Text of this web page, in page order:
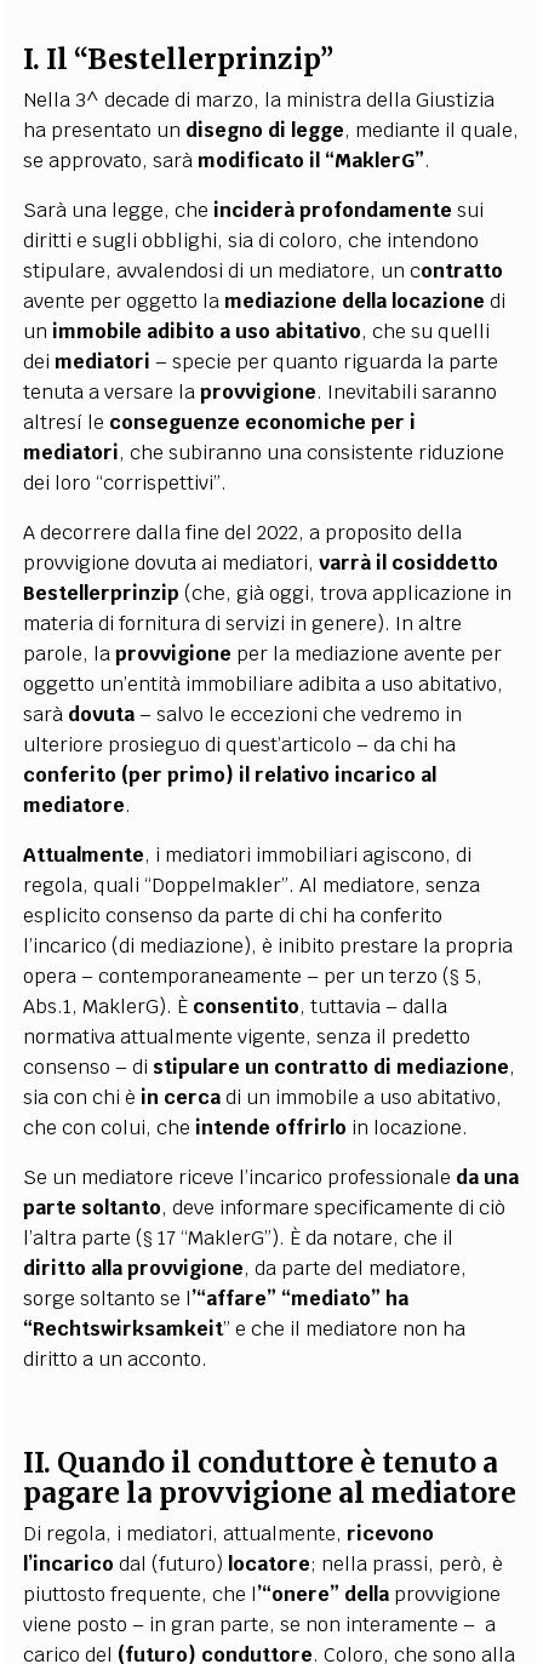
I. Il “Bestellerprinzip”
Nella 3^ decade di marzo, la ministra della Giustizia
ha presentato un disegno di legge, mediante il quale,
se approvato, sarà modificato il “MaklerG”.
Sarà una legge, che inciderà profondamente sui
diritti e sugli obblighi, sia di coloro, che intendono
stipulare, avvalendosi di un mediatore, un contratto
avente per oggetto la mediazione della locazione di
un immobile adibito a uso abitativo, che su quelli
dei mediatori – specie per quanto riguarda la parte
tenuta a versare laprovvigione. Inevitabili saranno
altresí le conseguenze economiche per i
mediatori, che subiranno una consistente riduzione
dei loro “corrispettivi”.
A decorrere dalla fine del 2022, a proposito della
provvigione dovuta ai mediatori,varrà il cosiddetto
Bestellerprinzip (che, già oggi, trova applicazione in
materia di fornitura di servizi in genere). In altre
parole, laprovvigione per la mediazione avente per
oggetto un’entità immobiliare adibita a uso abitativo,
sarà dovuta– salvo le eccezioni che vedremo in
ulteriore prosieguo di quest’articolo – da chi ha
conferito (per primo) il relativo incarico al
mediatore.
Attualmente, i mediatori immobiliari agiscono, di
regola, quali “Doppelmakler”. Al mediatore, senza
esplicito consenso da parte di chi ha conferito
l’incarico (di mediazione), è inibito prestare la propria
opera – contemporaneamente – per un terzo (§ 5,
Abs.1, MaklerG). È consentito, tuttavia – dalla
normativa attualmente vigente, senza il predetto
consenso – di stipulare un contratto di mediazione,
sia con chi è in cercadi un immobile a uso abitativo,
che con colui, che intende offrirlo in locazione.
Se un mediatore riceve l’incarico professionale da una
parte soltanto, deve informare specificamente di ciò
l’altra parte (§ 17 “MaklerG”). È da notare, che il
diritto alla provvigione, da parte del mediatore,
sorge soltanto se l’“affare” “mediato” ha
“Rechtswirksamkeit” e che il mediatore non ha
diritto a un acconto.
II. Quando il conduttore è tenuto a
pagare la provvigione al mediatore
Di regola, i mediatori, attualmente, ricevono
l’incarico dal (futuro) locatore; nella prassi, però, è
piuttosto frequente, che l’“onere” della provvigione
viene posto – in gran parte, se non interamente – a
carico del (futuro) conduttore. Coloro, che sono alla